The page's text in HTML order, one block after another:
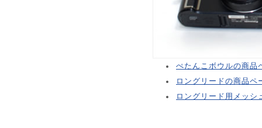
ぺたんこボウルの商品
ロングリードの商品ペ
ロングリード用メッシ